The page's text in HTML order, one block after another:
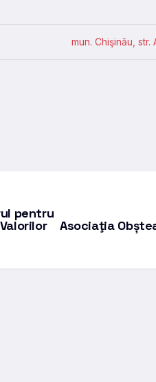
mun. Chişinău, str.
pentru
Asociaţia